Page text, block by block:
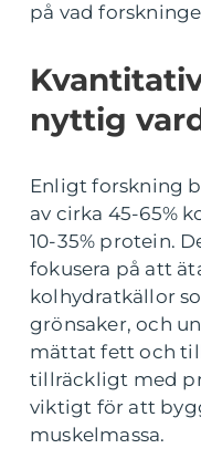
på vad
nyttig
Enligt forskning
av cirka 45-65%
10-35% protein.
fokusera på att
kolhydratkällor
grönsaker, och
mättat fett och
tillräckligt med
viktigt för att
muskelmassa.